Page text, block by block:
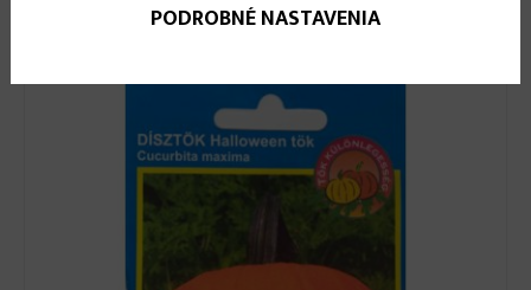
Tekvica na jadierka – DAKI 802 - 2g
PODROBNÉ NASTAVENIA